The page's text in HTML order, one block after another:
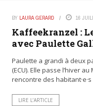
BY LAURA GERARD 16
Kaffeekranzel :
avec Paulette
Paulette a grandi à deux
(ECU). Elle passe l’hiver
rencontre des habitant·e·s
LIRE L’ARTICLE